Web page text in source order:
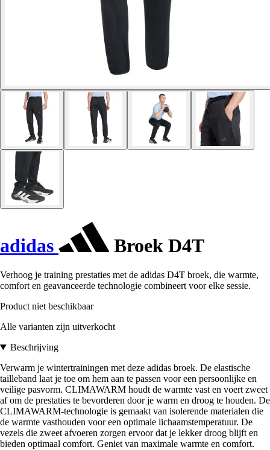
adidas Broek D4T
Verhoog je training prestaties met de adidas D4T broek, die warmte,
comfort en geavanceerde technologie combineert voor elke sessie.
Product niet beschikbaar
Alle varianten zijn uitverkocht
Beschrijving
Verwarm je wintertrainingen met deze adidas broek. De elastische
tailleband laat je toe om hem aan te passen voor een persoonlijke en
veilige pasvorm. CLIMAWARM houdt de warmte vast en voert zweet
af om de prestaties te bevorderen door je warm en droog te houden. De
CLIMAWARM-technologie is gemaakt van isolerende materialen die
de warmte vasthouden voor een optimale lichaamstemperatuur. De
vezels die zweet afvoeren zorgen ervoor dat je lekker droog blijft en
bieden optimaal comfort. Geniet van maximale warmte en comfort.